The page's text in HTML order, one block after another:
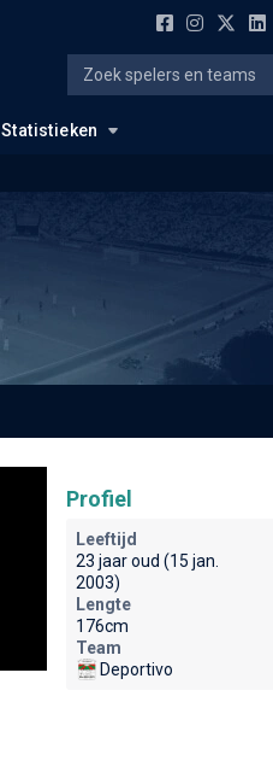
Statistieken
Profiel
Leeftijd
23 jaar oud (15 jan.
2003)
Lengte
176cm
Team
Deportivo